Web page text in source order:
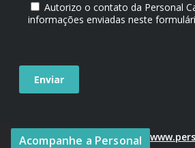
Autorizo o contato da Personal
informações enviadas neste
Acompanhe a Personal